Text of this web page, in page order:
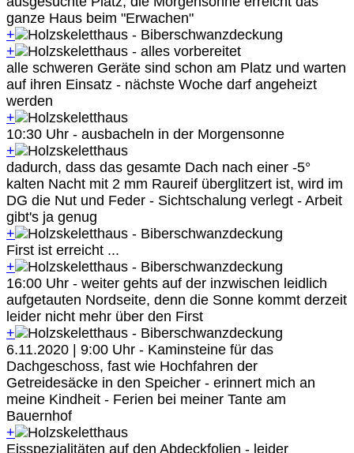
ganze Haus beim "Erwachen"
+
+
alle schweren Geräte sind schon am Platz und warten
auf ihren Einsatz - nächste Woche darf angeheizt
werden
+
10:30 Uhr - ausbacheln in der Morgensonne
+
dadurch, dass das gesamte Dach nach einer -5°
kalten Nacht mit 2 mm Raureif überglitzert ist, wird im
DG die Nut und Feder - Sichtschalung verlegt - Arbeit
gibt's ja genug
+
First ist erreicht ...
+
16:00 Uhr - weiter gehts auf der inzwischen leidlich
aufgetauten Nordseite, denn die Sonne kommt derzeit
leider nicht mehr über den First
+
6.11.2020 | 9:00 Uhr - Kaminsteine für das
Dachgeschoss, fast wie Hochfahren der
Getreidesäcke in den Speicher - erinnert mich an
meine Kindheit - Ferien bei meiner Tante am
Bauernhof
+
Eisspezialitäten auf den Abdeckfolien - leider